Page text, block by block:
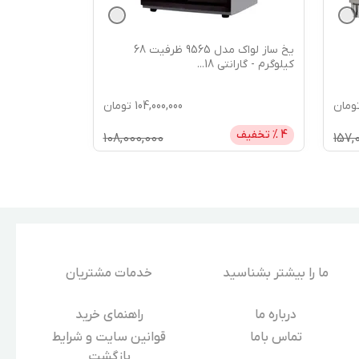
یخ ساز لواک مدل 9565 ظرفیت 68
کیلوگرم - گارانتی 18
...
104,000,000 تومان
4 % تخفیف 108,000,000
ما را بیشتر بشناسید
درباره‌ ما
تماس باما
خدمات مشتریان
راهنمای خرید
قوانین سایت و شرایط